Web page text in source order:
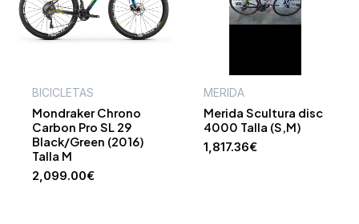
BICICLETAS
Mondraker Chrono
Carbon Pro SL 29
Black/Green (2016)
Talla M
2,099.00€
MERIDA
Merida Scultura disc
4000 Talla (S,M)
1,817.36€